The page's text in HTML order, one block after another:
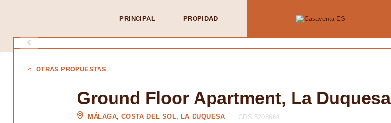
PRINCIPAL PROPIDAD
<- OTRAS PROPUESTAS
Ground Floor Apartment, La Duquesa
MÁLAGA, COSTA DEL SOL, LA DUQUESA CDS 5208664